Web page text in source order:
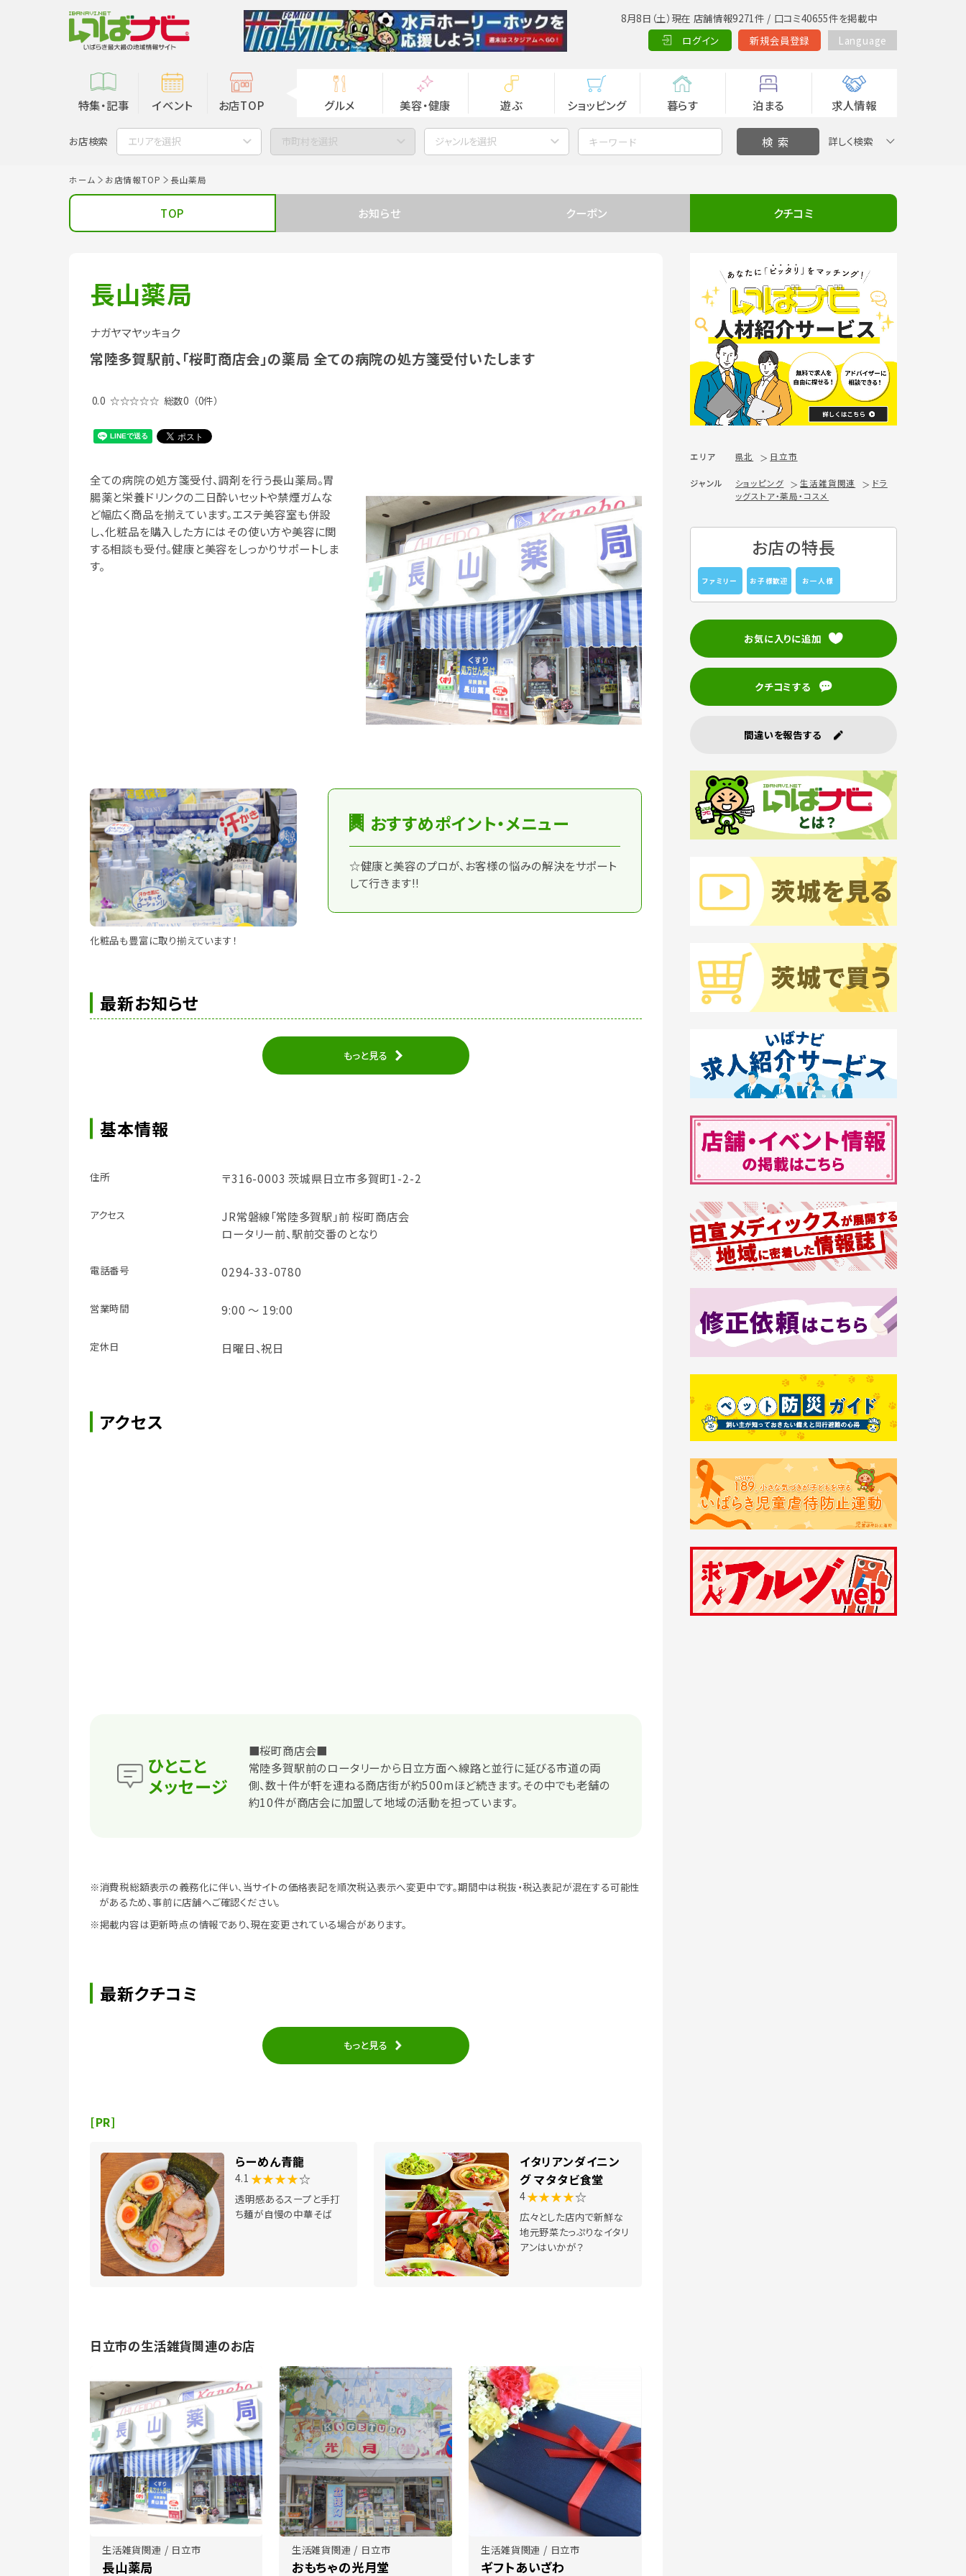
8月8日（土）現在 店舗情報9271件 / 口コミ40655件を掲載中
ログイン
新規会員登録 Language
特集・記事 イベント お店TOP グルメ 美容・健康 遊ぶ ショッピング 暮らす 泊まる 求人情報
お店検索 エリアを選択 市町村を選択 ジャンルを選択 詳しく検索
ホーム お店情報TOP 長山薬局
TOP お知らせ クーポン クチコミ
長山薬局
ナガヤマヤッキョク
常陸多賀駅前、「桜町商店会」の薬局 全ての病院の処方箋受付いたします
0.0 ☆☆☆☆☆ 総数0 （0件）
全ての病院の処方箋受付、調剤を行う長山薬局。胃
腸薬と栄養ドリンクの二日酔いセットや禁煙ガムな
ど幅広く商品を揃えています。エステ美容室も併設
し、化粧品を購入した方にはその使い方や美容に関
する相談も受付。健康と美容をしっかりサポートしま
す。
化粧品も豊富に取り揃えています！
おすすめポイント・メニュー
☆健康と美容のプロが、お客様の悩みの解決をサポート
して行きます!!
最新お知らせ
もっと見る
基本情報
住所 〒316-0003 茨城県日立市多賀町1-2-2
アクセス
JR常磐線「常陸多賀駅」前 桜町商店会
ロータリー前、駅前交番のとなり
電話番号 0294-33-0780
営業時間 9:00 ～ 19:00
定休日 日曜日、祝日
アクセス
ひとこと
メッセージ
■桜町商店会■
常陸多賀駅前のロータリーから日立方面へ線路と並行に延びる市道の両
側、数十件が軒を連ねる商店街が約500mほど続きます。その中でも老舗の
約10件が商店会に加盟して地域の活動を担っています。
※消費税総額表示の義務化に伴い、当サイトの価格表記を順次税込表示へ変更中です。期間中は税抜・税込表記が混在する可能性
があるため、事前に店舗へご確認ください。
※掲載内容は更新時点の情報であり、現在変更されている場合があります。
最新クチコミ
もっと見る
[PR]
らーめん青龍
4.1 ★★★★☆
透明感あるスープと手打
ち麺が自慢の中華そば
イタリアンダイニン
グ マタタビ食堂
4★★★★☆
広々とした店内で新鮮な
地元野菜たっぷりなイタリ
アンはいかが？
日立市の生活雑貨関連のお店
生活雑貨関連 / 日立市
長山薬局
生活雑貨関連 / 日立市
おもちゃの光月堂
生活雑貨関連 / 日立市
ギフトあいざわ
エリア 県北 日立市
ジャンル ショッピング 生活雑貨関連
ドラ
ッグストア・薬局・コスメ
お店の特長
ファミリー お子様歓迎 お一人様
お気に入りに追加
クチコミする
間違いを報告する